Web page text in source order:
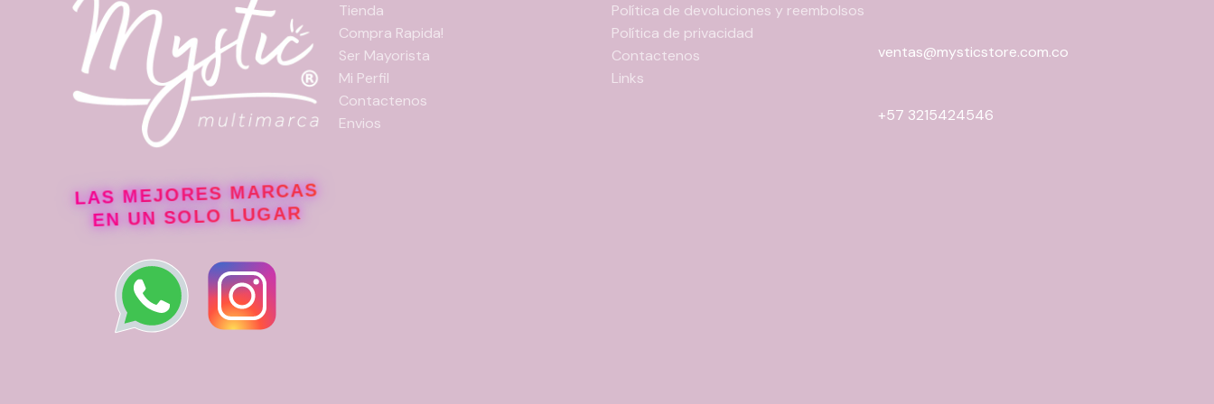
página
de
producto
LAS MEJORES MARCAS
EN UN SOLO LUGAR
Tienda
Compra Rapida!
Ser Mayorista
Mi Perfil
Contactenos
Envios
Política de devoluciones y reembolsos
Política de privacidad
Contactenos
Links
ventas@mysticstore.com.co
+57 3215424546